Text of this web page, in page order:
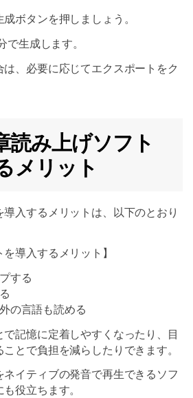
ボタンを押しましょう。
生成します。
、必要に応じてエクスポートをク
読み上げソフト
メリット
入するメリットは、以下のとおり
導入するメリット】
する
の言語も読める
記憶に定着しやすくなったり、目
とで負担を減らしたりできます。
ネイティブの発音で再生できるソフ
役立ちます。